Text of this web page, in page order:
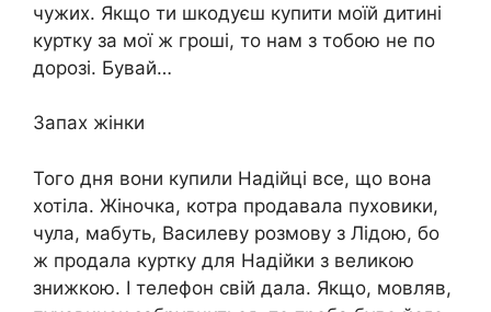
чужих. Якщо ти шкодуєш купити моїй дитині
куртку за мої ж гроші, то нам з тобою не по
дорозі. Бувай…
Запах жінки
Того дня вони купили Надійці все, що вона
хотіла. Жіночка, котра продавала пуховики,
чула, мабуть, Василеву розмову з Лідою, бо
ж продала куртку для Надійки з великою
знижкою. І телефон свій дала. Якщо, мовляв,